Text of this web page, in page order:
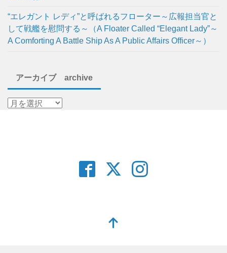
“エレガント レディ”と呼ばれるフローター～広報担当官と
して戦艦を慰問する～（A Floater Called “Elegant Lady”～
A Comforting A Battle Ship As A Public Affairs Officer～）
アーカイブ archive